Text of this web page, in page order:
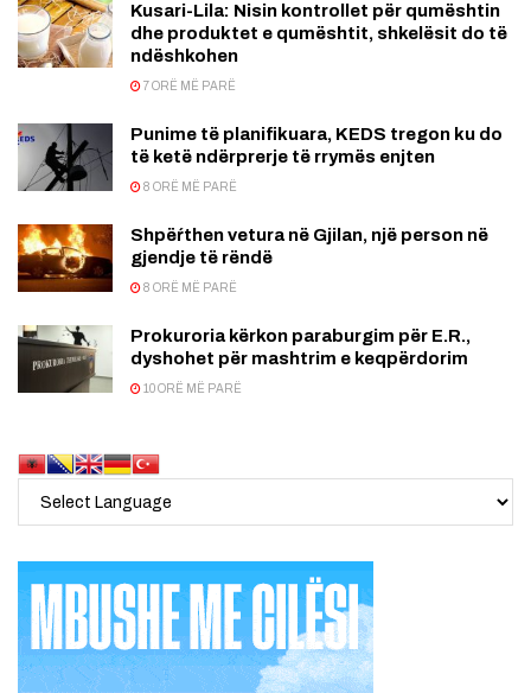
Kusari-Lila: Nisin kontrollet për qumështin
dhe produktet e qumështit, shkelësit do të
ndëshkohen
7 ORË MË PARË
Punime të planifikuara, KEDS tregon ku do
të ketë ndërprerje të rrymës enjten
8 ORË MË PARË
Shpëŕthen vetura në Gjilan, një person në
gjendje të rëndë
8 ORË MË PARË
Prokuroria kërkon paraburgim për E.R.,
dyshohet për mashtrim e keqpërdorim
10 ORË MË PARË